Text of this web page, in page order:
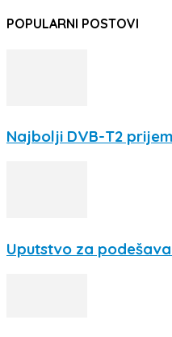
POPULARNI POSTOVI
Najbolji DVB-T2
Uputstvo za